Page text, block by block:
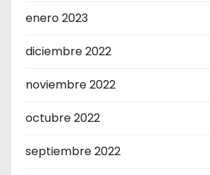
enero 2023
diciembre 2022
noviembre 2022
octubre 2022
septiembre 2022